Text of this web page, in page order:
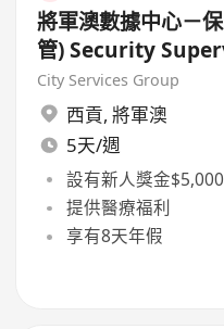
將軍澳數據中心－
管) Security
City Services Group
西貢, 將軍澳
5天/週
設有新人獎金
提供醫療福利
享有8天年假